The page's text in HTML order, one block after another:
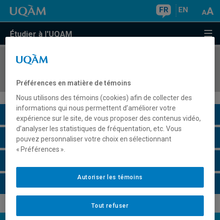
FR EN
Étudier à l'UQAM
COURS//
Description du cours
Horaire - Été 2026
Préférences en matière de témoins
Nous utilisons des témoins (cookies) afin de collecter des
informations qui nous permettent d’améliorer votre
expérience sur le site, de vous proposer des contenus vidéo,
d’analyser les statistiques de fréquentation, etc. Vous
pouvez personnaliser votre choix en sélectionnant
« Préférences ».
Tout refuser
Autoriser les témoins